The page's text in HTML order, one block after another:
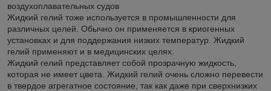
воздухоплавательных судов
Жидкий гелий тоже используется в промышленности для
различных целей. Обычно он применяется в криогенных
установках и для поддержания низких температур. Жидкий
гелий применяют и в медицинских целях.
Жидкий гелий представляет собой прозрачную жидкость,
которая не имеет цвета. Жидкий гелий очень сложно перевести
в твердое агрегатное состояние, так как даже при сверхнизких